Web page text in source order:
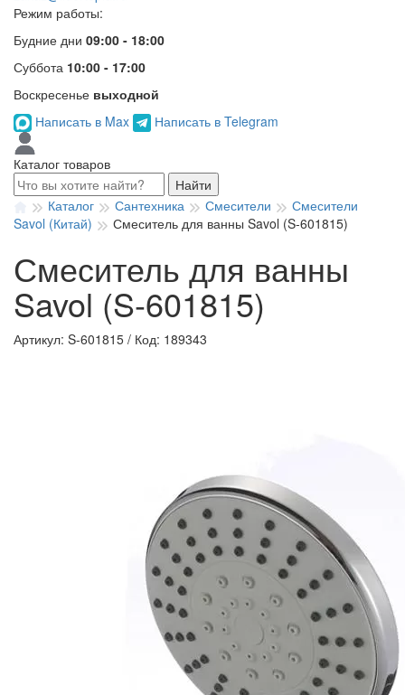
Режим работы:
Будние дни 09:00 - 18:00
Суббота 10:00 - 17:00
Воскресенье выходной
Написать в Max
Написать в Telegram
Каталог товаров
Найти
Каталог
Сантехника Смесители
Смесители
Savol (Китай)
Смеситель для ванны Savol (S-601815)
Смеситель для ванны
Savol (S-601815)
Артикул: S-601815 / Код: 189343